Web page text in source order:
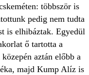
többször is
pedig nem tudta
is elhibáztak. Egyedül
ő tartotta a
aztán előbb a
majd Kump Alíz is